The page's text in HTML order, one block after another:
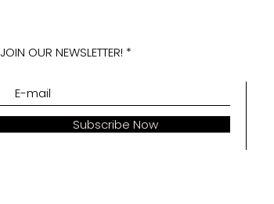
JOIN OUR NEWSLETTER!
Subscribe Now